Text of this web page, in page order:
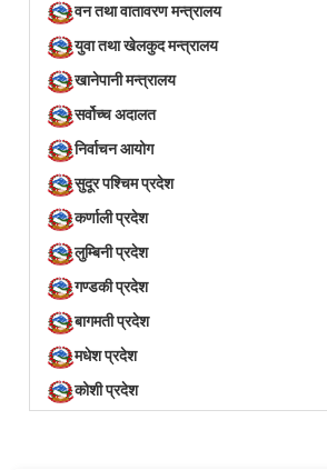
वन तथा वातावरण मन्त्रालय
युवा तथा खेलकुद मन्त्रालय
खानेपानी मन्त्रालय
सर्वोच्च अदालत
निर्वाचन आयोग
सुदूर पश्चिम प्रदेश
कर्णाली प्रदेश
लुम्बिनी प्रदेश
गण्डकी प्रदेश
बागमती प्रदेश
मधेश प्रदेश
कोशी प्रदेश